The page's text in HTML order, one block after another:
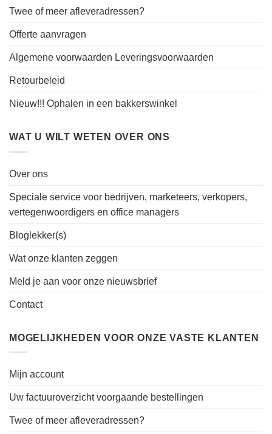
Twee of meer afleveradressen?
Offerte aanvragen
Algemene voorwaarden Leveringsvoorwaarden
Retourbeleid
Nieuw!!! Ophalen in een bakkerswinkel
WAT U WILT WETEN OVER ONS
Over ons
Speciale service voor bedrijven, marketeers, verkopers,
vertegenwoordigers en office managers
Bloglekker(s)
Wat onze klanten zeggen
Meld je aan voor onze nieuwsbrief
Contact
MOGELIJKHEDEN VOOR ONZE VASTE KLANTEN
Mijn account
Uw factuuroverzicht voorgaande bestellingen
Twee of meer afleveradressen?